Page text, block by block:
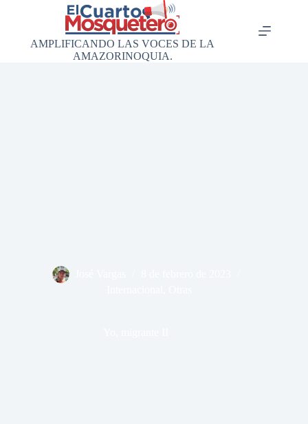
AMPLIFICANDO LAS VOCES DE LA
AMAZORINOQUIA.